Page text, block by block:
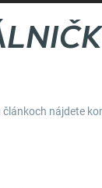
nájdete